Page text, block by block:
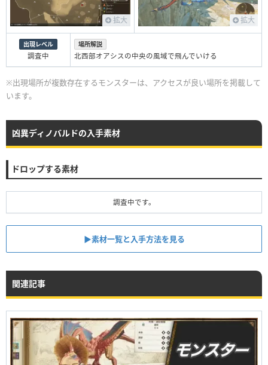
拡大 拡大
出現レベル
調査中
場所解説
北西部オアシスの中央の風域で飛んでいける
※出現場所が複数存在するモンスターは、アクセスが良い場所を掲載して
います。
凶異ディノバルドの入手素材
ドロップする素材
調査中です。
▶︎素材一覧と入手方法を見る
関連記事